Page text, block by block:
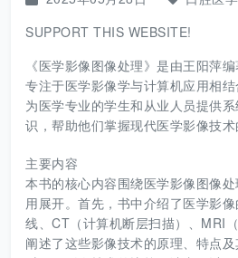
SUPPORT THIS WEBSITE!
《医学影像图像处理》是由王阳萍
专注于医学影像学与计算机应用相
为医学专业的学生和从业人员提供
识，帮助他们掌握现代医学影像技术
主要内容
本书的核心内容围绕医学影像图像
用展开。首先，书中介绍了医学影
线、CT（计算机断层扫描）、MRI
阐述了这些影像技术的原理、特点